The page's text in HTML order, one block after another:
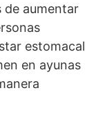
de aumentar
estomacal
en ayunas